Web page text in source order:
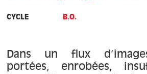
Sauvons le Cercle
CYCLE B.O.
Dans un flux
portées, enrobées,